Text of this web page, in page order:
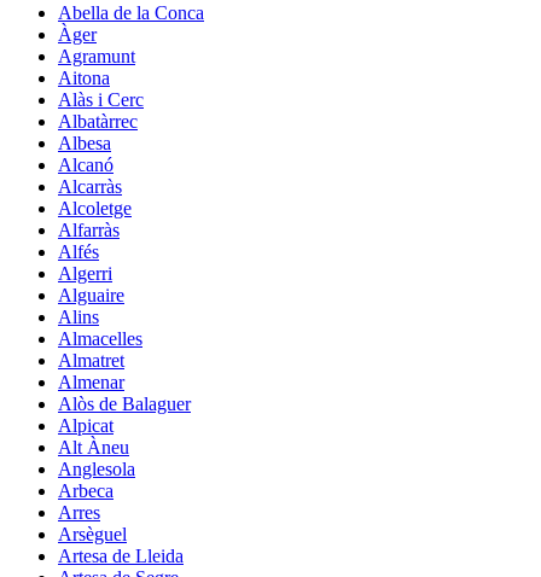
Abella de la Conca
Àger
Agramunt
Aitona
Alàs i Cerc
Albatàrrec
Albesa
Alcanó
Alcarràs
Alcoletge
Alfarràs
Alfés
Algerri
Alguaire
Alins
Almacelles
Almatret
Almenar
Alòs de Balaguer
Alpicat
Alt Àneu
Anglesola
Arbeca
Arres
Arsèguel
Artesa de Lleida